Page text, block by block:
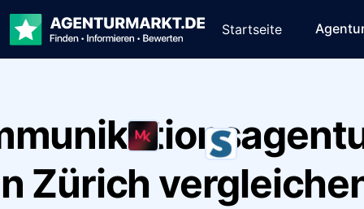
Startseite
Zürich